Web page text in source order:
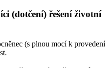
(dotčení) řešení životní
(s plnou mocí k provedení